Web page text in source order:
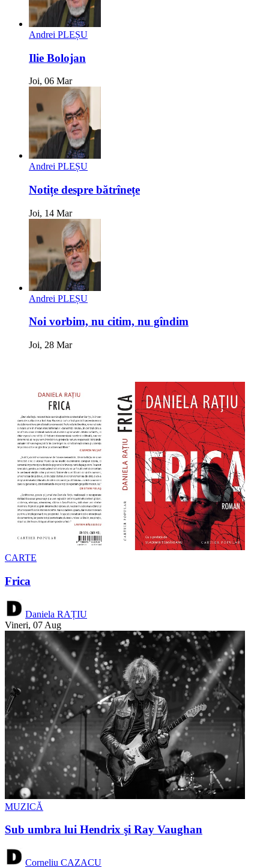
Andrei PLEȘU
Ilie Bolojan
Joi, 06 Mar
Andrei PLEȘU
Notițe despre bătrînețe
Joi, 14 Mar
Andrei PLEȘU
Noi vorbim, nu citim, nu gîndim
Joi, 28 Mar
CARTE
Frica
Daniela RAȚIU
Vineri, 07 Aug
MUZICĂ
Sub umbra lui Hendrix şi Ray Vaughan
Corneliu CAZACU